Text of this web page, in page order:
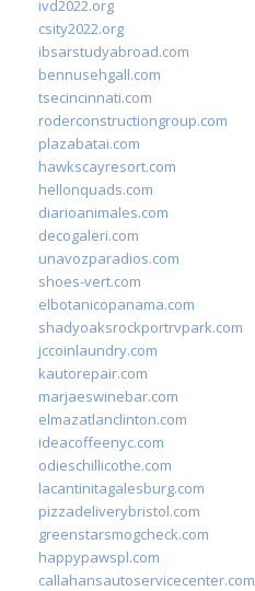
ivd2022.org
csity2022.org
ibsarstudyabroad.com
bennusehgall.com
tsecincinnati.com
roderconstructiongroup.com
plazabatai.com
hawkscayresort.com
hellonquads.com
diarioanimales.com
decogaleri.com
unavozparadios.com
shoes-vert.com
elbotanicopanama.com
shadyoaksrockportrvpark.com
jccoinlaundry.com
kautorepair.com
marjaeswinebar.com
elmazatlanclinton.com
ideacoffeenyc.com
odieschillicothe.com
lacantinitagalesburg.com
pizzadeliverybristol.com
greenstarsmogcheck.com
happypawspl.com
callahansautoservicecenter.com